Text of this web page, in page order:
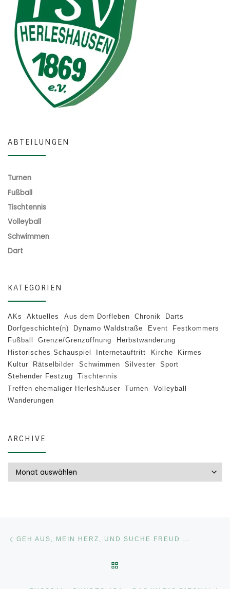
ABTEILUNGEN
Turnen
Fußball
Tischtennis
Volleyball
Schwimmen
Dart
KATEGORIEN
AKs Aktuelles Aus dem Dorfleben Chronik
Darts
Dorfgeschichte(n)
Dynamo Waldstraße Event
Festkommers
Fußball
Grenze/Grenzöffnung
Herbstwanderung
Historisches Schauspiel
Internetauftritt Kirche
Kirmes
Kultur
Rätselbilder Schwimmen Silvester
Sport
Stehender Festzug
Tischtennis
Treffen ehemaliger Herleshäuser
Turnen
Volleyball
Wanderungen
ARCHIVE
Beitragsnavigation
GEH AUS, MEIN HERZ, UND SUCHE FREUD …